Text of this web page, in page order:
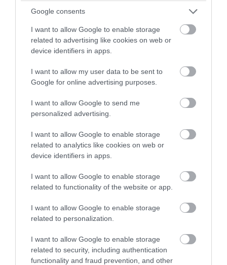
Google consents
I want to allow Google to enable storage
related to advertising like cookies on web or
device identifiers in apps.
I want to allow my user data to be sent to
Google for online advertising purposes.
I want to allow Google to send me
personalized advertising.
I want to allow Google to enable storage
related to analytics like cookies on web or
device identifiers in apps.
I want to allow Google to enable storage
related to functionality of the website or app.
I want to allow Google to enable storage
related to personalization.
I want to allow Google to enable storage
related to security, including authentication
functionality and fraud prevention, and other
ΕΣΩΤΕΡΙΚΗ ΑΣΦΑΛΕΙΑ
Υπόθεση Marfin: «Δεν υπάρχει
ταυτοποίηση» λέει ο δικηγόρος της
46χρονης